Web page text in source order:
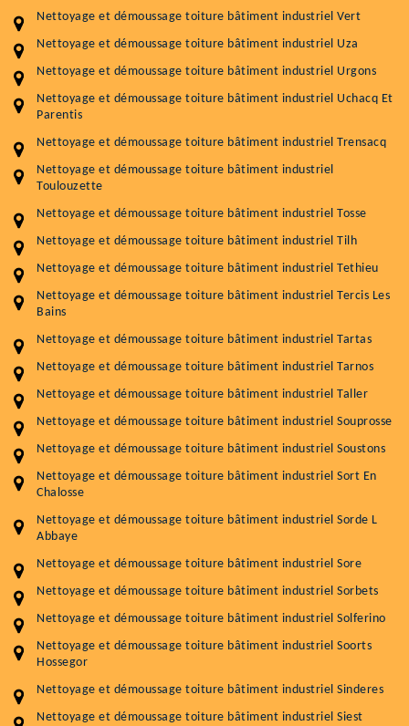
Nettoyage et démoussage toiture bâtiment industriel Vert
Nettoyage et démoussage toiture bâtiment industriel Uza
Nettoyage et démoussage toiture bâtiment industriel Urgons
Nettoyage et démoussage toiture bâtiment industriel Uchacq Et
Parentis
Nettoyage et démoussage toiture bâtiment industriel Trensacq
Nettoyage et démoussage toiture bâtiment industriel
Toulouzette
Nettoyage et démoussage toiture bâtiment industriel Tosse
Nettoyage et démoussage toiture bâtiment industriel Tilh
Nettoyage et démoussage toiture bâtiment industriel Tethieu
Nettoyage et démoussage toiture bâtiment industriel Tercis Les
Bains
Nettoyage et démoussage toiture bâtiment industriel Tartas
Nettoyage et démoussage toiture bâtiment industriel Tarnos
Nettoyage et démoussage toiture bâtiment industriel Taller
Nettoyage et démoussage toiture bâtiment industriel Souprosse
Nettoyage et démoussage toiture bâtiment industriel Soustons
Nettoyage et démoussage toiture bâtiment industriel Sort En
Chalosse
Nettoyage et démoussage toiture bâtiment industriel Sorde L
Abbaye
Nettoyage et démoussage toiture bâtiment industriel Sore
Nettoyage et démoussage toiture bâtiment industriel Sorbets
Nettoyage et démoussage toiture bâtiment industriel Solferino
Nettoyage et démoussage toiture bâtiment industriel Soorts
Hossegor
Nettoyage et démoussage toiture bâtiment industriel Sinderes
Nettoyage et démoussage toiture bâtiment industriel Siest